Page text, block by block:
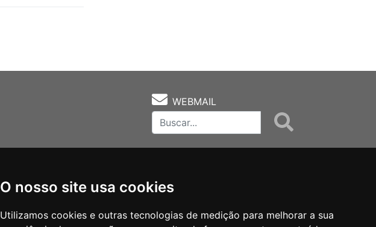
O nosso site usa cookies
Utilizamos cookies e outras tecnologias de medição para melhorar a sua
WEBMAIL